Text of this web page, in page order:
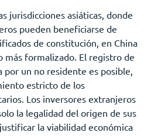
jurisdicciones asiáticas, donde
pueden beneficiarse de
de constitución, en China
más formalizado. El registro de
por un no residente es posible,
estricto de los
Los inversores extranjeros
la legalidad del origen de sus
la viabilidad económica